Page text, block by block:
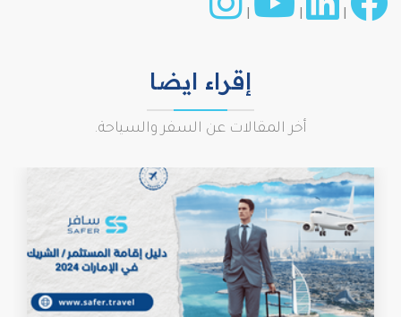
|
|
|
إقراء ايضا
أخر المقالات عن السفر والسياحة.